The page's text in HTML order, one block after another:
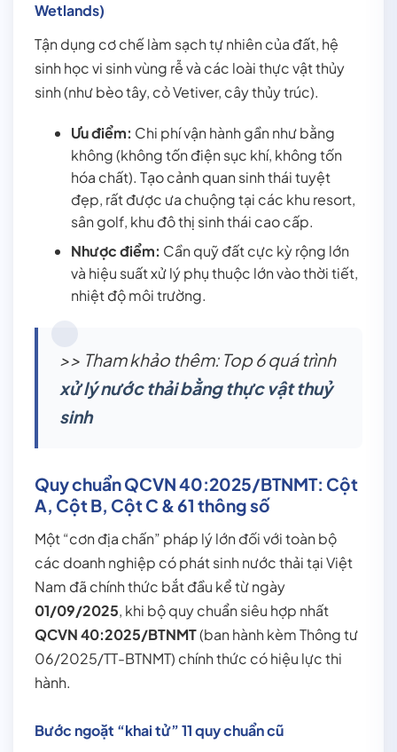
Wetlands)
Tận dụng cơ chế làm sạch tự nhiên của đất, hệ
sinh học vi sinh vùng rễ và các loài thực vật thủy
sinh (như bèo tây, cỏ Vetiver, cây thủy trúc).
Ưu điểm: Chi phí vận hành gần như bằng
không (không tốn điện sục khí, không tốn
hóa chất). Tạo cảnh quan sinh thái tuyệt
đẹp, rất được ưa chuộng tại các khu resort,
sân golf, khu đô thị sinh thái cao cấp.
Nhược điểm: Cần quỹ đất cực kỳ rộng lớn
và hiệu suất xử lý phụ thuộc lớn vào thời tiết,
nhiệt độ môi trường.
>> Tham khảo thêm: Top 6 quá trình
xử lý nước thải bằng thực vật thuỷ
sinh
Quy chuẩn QCVN 40:2025/BTNMT: Cột
A, Cột B, Cột C & 61 thông số
Một “cơn địa chấn” pháp lý lớn đối với toàn bộ
các doanh nghiệp có phát sinh nước thải tại Việt
Nam đã chính thức bắt đầu kể từ ngày
01/09/2025, khi bộ quy chuẩn siêu hợp nhất
QCVN 40:2025/BTNMT(ban hành kèm Thông tư
06/2025/TT-BTNMT) chính thức có hiệu lực thi
hành.
Bước ngoặt “khai tử” 11 quy chuẩn cũ